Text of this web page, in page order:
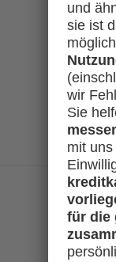
Mehr